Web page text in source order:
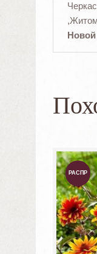
РАСПР
ОДАЖА
!